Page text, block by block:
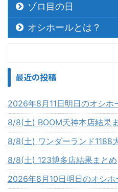
ゾロ目の日
オシホールとは？
最近の投稿
2026年8月11日明日のオシホ
8/8(土) BOOM天神本店結果
8/8(土) ワンダーランド1188
8/8(土) 123博多店結果まとめ
2026年8月10日明日のオシホ